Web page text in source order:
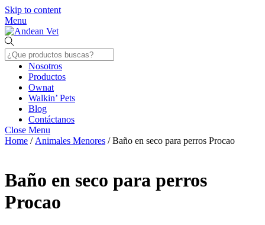
Skip to content
Menu
Nosotros
Productos
Ownat
Walkin’ Pets
Blog
Contáctanos
Close Menu
Home / Animales Menores / Baño en seco para perros Procao
Baño en seco para perros
Procao